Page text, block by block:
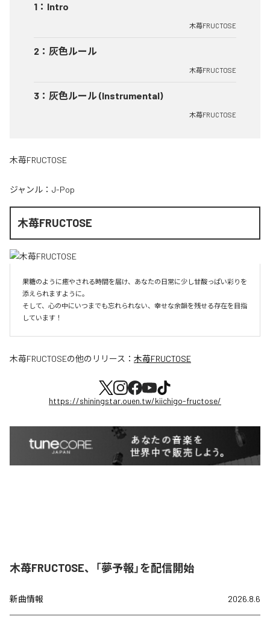
1 ： Intro
木苺FRUCTOSE
2 ： 灰色ルール
木苺FRUCTOSE
3 ： 灰色ルール (Instrumental)
木苺FRUCTOSE
木苺FRUCTOSE
ジャンル： J-Pop
木苺FRUCTOSE
果糖のように癒やされる時間を届け、あなたの日常に少し甘酸っぱい彩りを
添えられますように。
そして、心の中にいつまでも忘れられない、幸せな余韻を残せる存在を目指
しています！
木苺FRUCTOSEの他のリリース： 木苺FRUCTOSE
https://shiningstar.ouen.tw/kiichigo-fructose/
木苺FRUCTOSE、「夢予報」を配信開始
新曲情報 2026.8.6